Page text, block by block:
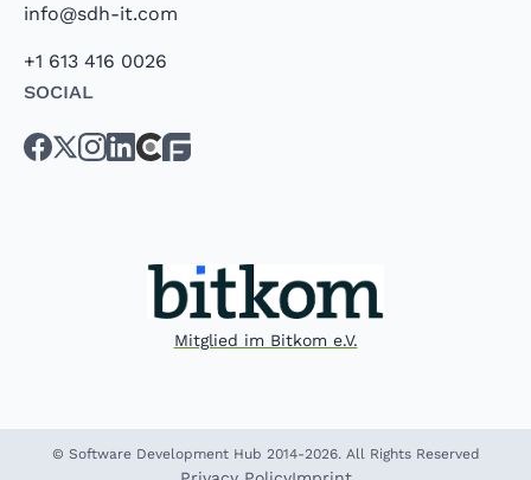
info@sdh-it.com
+1 613 416 0026
Social
Mitglied im Bitkom e.V.
© Software Development Hub 2014-2026. All Rights Reserved